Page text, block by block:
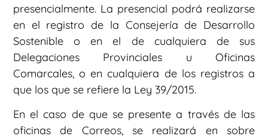
presencialmente. La presencial podrá realizarse
en el registro de la Consejería de Desarrollo
Sostenible o en el de cualquiera de sus
Delegaciones Provinciales u Oficinas
Comarcales, o en cualquiera de los registros a
que los que se refiere la Ley 39/2015.
En el caso de que se presente a través de las
oficinas de Correos, se realizará en sobre